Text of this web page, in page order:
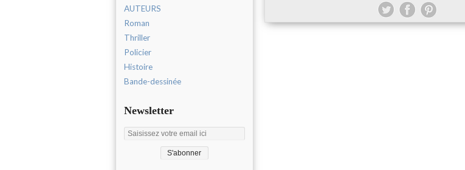
AUTEURS
Roman
Thriller
Policier
Histoire
Bande-dessinée
Newsletter